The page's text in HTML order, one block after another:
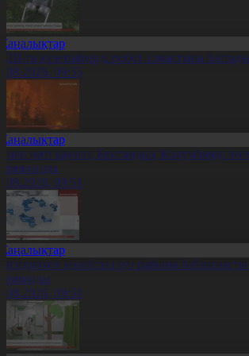
та күзетшілерді робот алмастыра бастады
09:55
өрті қаулап, Британдық Колумбияда
09:51
қолайсыз ауа райына байланысты
09:51